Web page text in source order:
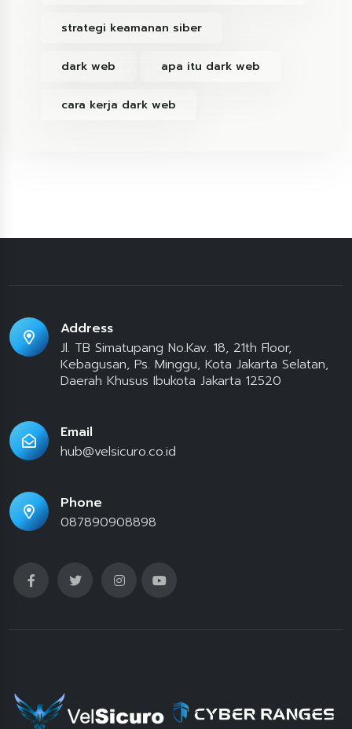
strategi keamanan siber
dark web apa itu dark web
cara kerja dark web
Address
Jl. TB Simatupang No.Kav. 18, 21th Floor,
Kebagusan, Ps. Minggu, Kota Jakarta Selatan,
Daerah Khusus Ibukota Jakarta 12520
Email
hub@velsicuro.co.id
Phone
087890908898